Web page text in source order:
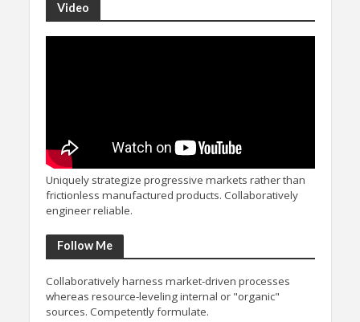
Video
Uniquely strategize progressive markets rather than
frictionless manufactured products. Collaboratively
engineer reliable.
Follow Me
Collaboratively harness market-driven processes
whereas resource-leveling internal or "organic"
sources. Competently formulate.